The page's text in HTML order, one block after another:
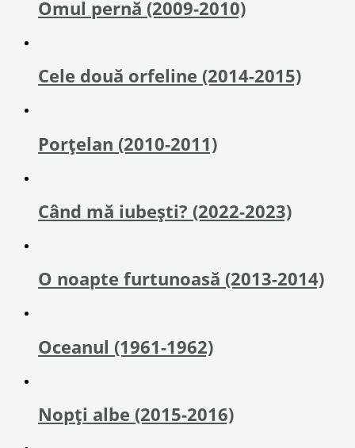
Omul pernă (2009-2010)
Cele două orfeline (2014-2015)
Porțelan (2010-2011)
Când mă iubești? (2022-2023)
O noapte furtunoasă (2013-2014)
Oceanul (1961-1962)
Nopți albe (2015-2016)